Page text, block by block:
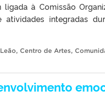
à Comissão
integradas
, Centro de Artes,